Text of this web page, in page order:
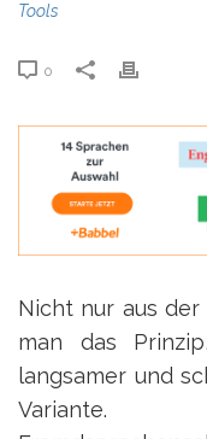
Tools
0
Nicht nur aus
man das
langsamer und
Variante.